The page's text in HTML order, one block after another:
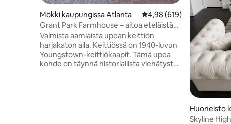
Mökki kaupungissa Atlanta Keskimääräinen arvio
4,98 (619)
Grant Park Farmhouse – aitoa eteläistä
viehätystä
Valmista aamiaista upean keittiön
harjakaton alla. Keittiössä on 1940-luvun
Youngstown-keittiökaapit. Tämä upea
kohde on täynnä historiallista viehätystä,
Huoneisto
nta
Skyline